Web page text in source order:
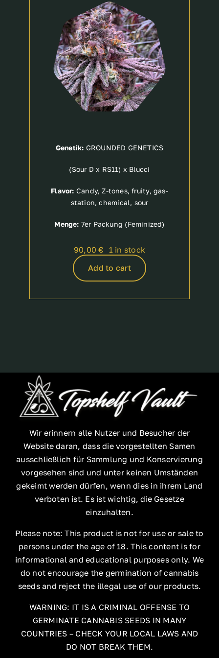
Genetik: GROUNDED GENETICS
(Sour D x RS11) x Blucci
Flavor: Candy, Z-tones, fruity, gas-
station, chemical, sour
Menge: 7er Packung (Feminized)
90,00€
1 in stock
Add to cart
Wir erinnern alle Nutzer und Besucher der
Website daran, dass die vorgestellten Samen
ausschließlich für Sammlung und Konservierung
vorgesehen sind und unter keinen Umständen
gekeimt werden dürfen, wenn dies in ihrem Land
verboten ist. Es ist wichtig, die Gesetze
einzuhalten.
Please note: This product is not for use or sale to
persons under the age of 18. This content is for
informational and educational purposes only. We
do not encourage the germination of cannabis
seeds and reject the illegal use of our products.
WARNING: IT IS A CRIMINAL OFFENSE TO
GERMINATE CANNABIS SEEDS IN MANY
COUNTRIES – CHECK YOUR LOCAL LAWS AND
DO NOT BREAK THEM.